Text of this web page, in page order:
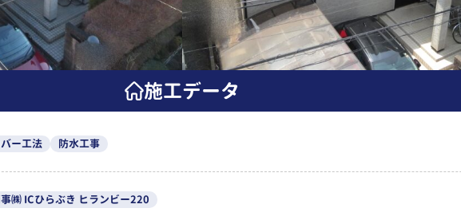
施工データ
ー工法 防水工事
㈱ ICひらぶき ヒランビー220